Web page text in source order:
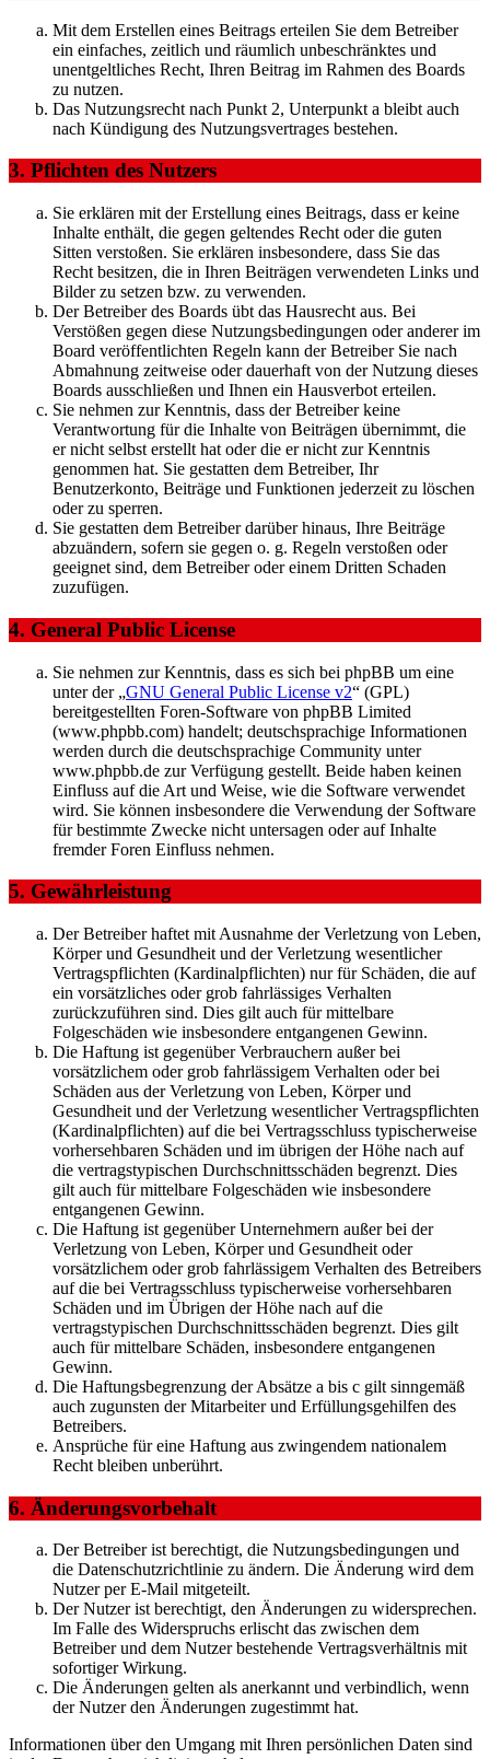
Mit dem Erstellen eines Beitrags erteilen Sie dem Betreiber
ein einfaches, zeitlich und räumlich unbeschränktes und
unentgeltliches Recht, Ihren Beitrag im Rahmen des Boards
zu nutzen.
Das Nutzungsrecht nach Punkt 2, Unterpunkt a bleibt auch
nach Kündigung des Nutzungsvertrages bestehen.
3. Pflichten des Nutzers
Sie erklären mit der Erstellung eines Beitrags, dass er keine
Inhalte enthält, die gegen geltendes Recht oder die guten
Sitten verstoßen. Sie erklären insbesondere, dass Sie das
Recht besitzen, die in Ihren Beiträgen verwendeten Links und
Bilder zu setzen bzw. zu verwenden.
Der Betreiber des Boards übt das Hausrecht aus. Bei
Verstößen gegen diese Nutzungsbedingungen oder anderer im
Board veröffentlichten Regeln kann der Betreiber Sie nach
Abmahnung zeitweise oder dauerhaft von der Nutzung dieses
Boards ausschließen und Ihnen ein Hausverbot erteilen.
Sie nehmen zur Kenntnis, dass der Betreiber keine
Verantwortung für die Inhalte von Beiträgen übernimmt, die
er nicht selbst erstellt hat oder die er nicht zur Kenntnis
genommen hat. Sie gestatten dem Betreiber, Ihr
Benutzerkonto, Beiträge und Funktionen jederzeit zu löschen
oder zu sperren.
Sie gestatten dem Betreiber darüber hinaus, Ihre Beiträge
abzuändern, sofern sie gegen o. g. Regeln verstoßen oder
geeignet sind, dem Betreiber oder einem Dritten Schaden
zuzufügen.
4. General Public License
Sie nehmen zur Kenntnis, dass es sich bei phpBB um eine
unter der „GNU General Public License v2“ (GPL)
bereitgestellten Foren-Software von phpBB Limited
(www.phpbb.com) handelt; deutschsprachige Informationen
werden durch die deutschsprachige Community unter
www.phpbb.de zur Verfügung gestellt. Beide haben keinen
Einfluss auf die Art und Weise, wie die Software verwendet
wird. Sie können insbesondere die Verwendung der Software
für bestimmte Zwecke nicht untersagen oder auf Inhalte
fremder Foren Einfluss nehmen.
5. Gewährleistung
Der Betreiber haftet mit Ausnahme der Verletzung von Leben,
Körper und Gesundheit und der Verletzung wesentlicher
Vertragspflichten (Kardinalpflichten) nur für Schäden, die auf
ein vorsätzliches oder grob fahrlässiges Verhalten
zurückzuführen sind. Dies gilt auch für mittelbare
Folgeschäden wie insbesondere entgangenen Gewinn.
Die Haftung ist gegenüber Verbrauchern außer bei
vorsätzlichem oder grob fahrlässigem Verhalten oder bei
Schäden aus der Verletzung von Leben, Körper und
Gesundheit und der Verletzung wesentlicher Vertragspflichten
(Kardinalpflichten) auf die bei Vertragsschluss typischerweise
vorhersehbaren Schäden und im übrigen der Höhe nach auf
die vertragstypischen Durchschnittsschäden begrenzt. Dies
gilt auch für mittelbare Folgeschäden wie insbesondere
entgangenen Gewinn.
Die Haftung ist gegenüber Unternehmern außer bei der
Verletzung von Leben, Körper und Gesundheit oder
vorsätzlichem oder grob fahrlässigem Verhalten des Betreibers
auf die bei Vertragsschluss typischerweise vorhersehbaren
Schäden und im Übrigen der Höhe nach auf die
vertragstypischen Durchschnittsschäden begrenzt. Dies gilt
auch für mittelbare Schäden, insbesondere entgangenen
Gewinn.
Die Haftungsbegrenzung der Absätze a bis c gilt sinngemäß
auch zugunsten der Mitarbeiter und Erfüllungsgehilfen des
Betreibers.
Ansprüche für eine Haftung aus zwingendem nationalem
Recht bleiben unberührt.
6. Änderungsvorbehalt
Der Betreiber ist berechtigt, die Nutzungsbedingungen und
die Datenschutzrichtlinie zu ändern. Die Änderung wird dem
Nutzer per E-Mail mitgeteilt.
Der Nutzer ist berechtigt, den Änderungen zu widersprechen.
Im Falle des Widerspruchs erlischt das zwischen dem
Betreiber und dem Nutzer bestehende Vertragsverhältnis mit
sofortiger Wirkung.
Die Änderungen gelten als anerkannt und verbindlich, wenn
der Nutzer den Änderungen zugestimmt hat.
Informationen über den Umgang mit Ihren persönlichen Daten sind